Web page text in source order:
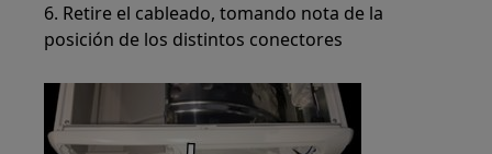
6. Retire el cableado, tomando nota de la
posición de los distintos conectores